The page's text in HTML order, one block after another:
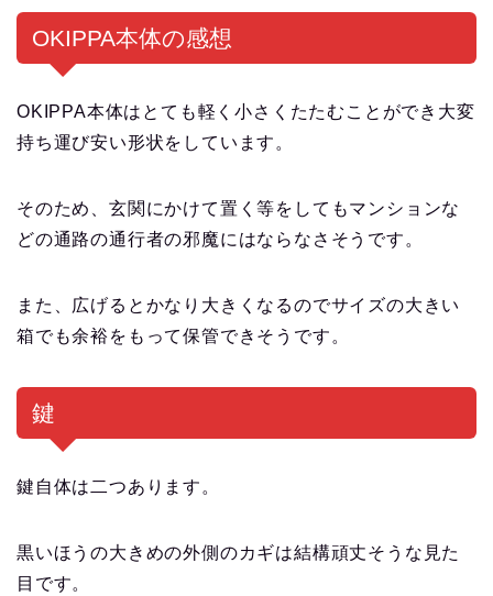
OKIPPA本体の感想
OKIPPA本体はとても軽く小さくたたむことができ大変
持ち運び安い形状をしています。
そのため、玄関にかけて置く等をしてもマンションな
どの通路の通行者の邪魔にはならなさそうです。
また、広げるとかなり大きくなるのでサイズの大きい
箱でも余裕をもって保管できそうです。
鍵
鍵自体は二つあります。
黒いほうの大きめの外側のカギは結構頑丈そうな見た
目です。